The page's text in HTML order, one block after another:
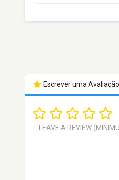
Escrever uma Avaliação